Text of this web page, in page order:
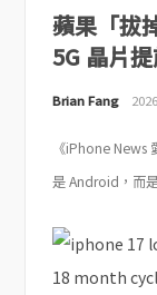
蘋果「拔
5G 晶片
Brian Fang
《iPhone News
是 Android，而